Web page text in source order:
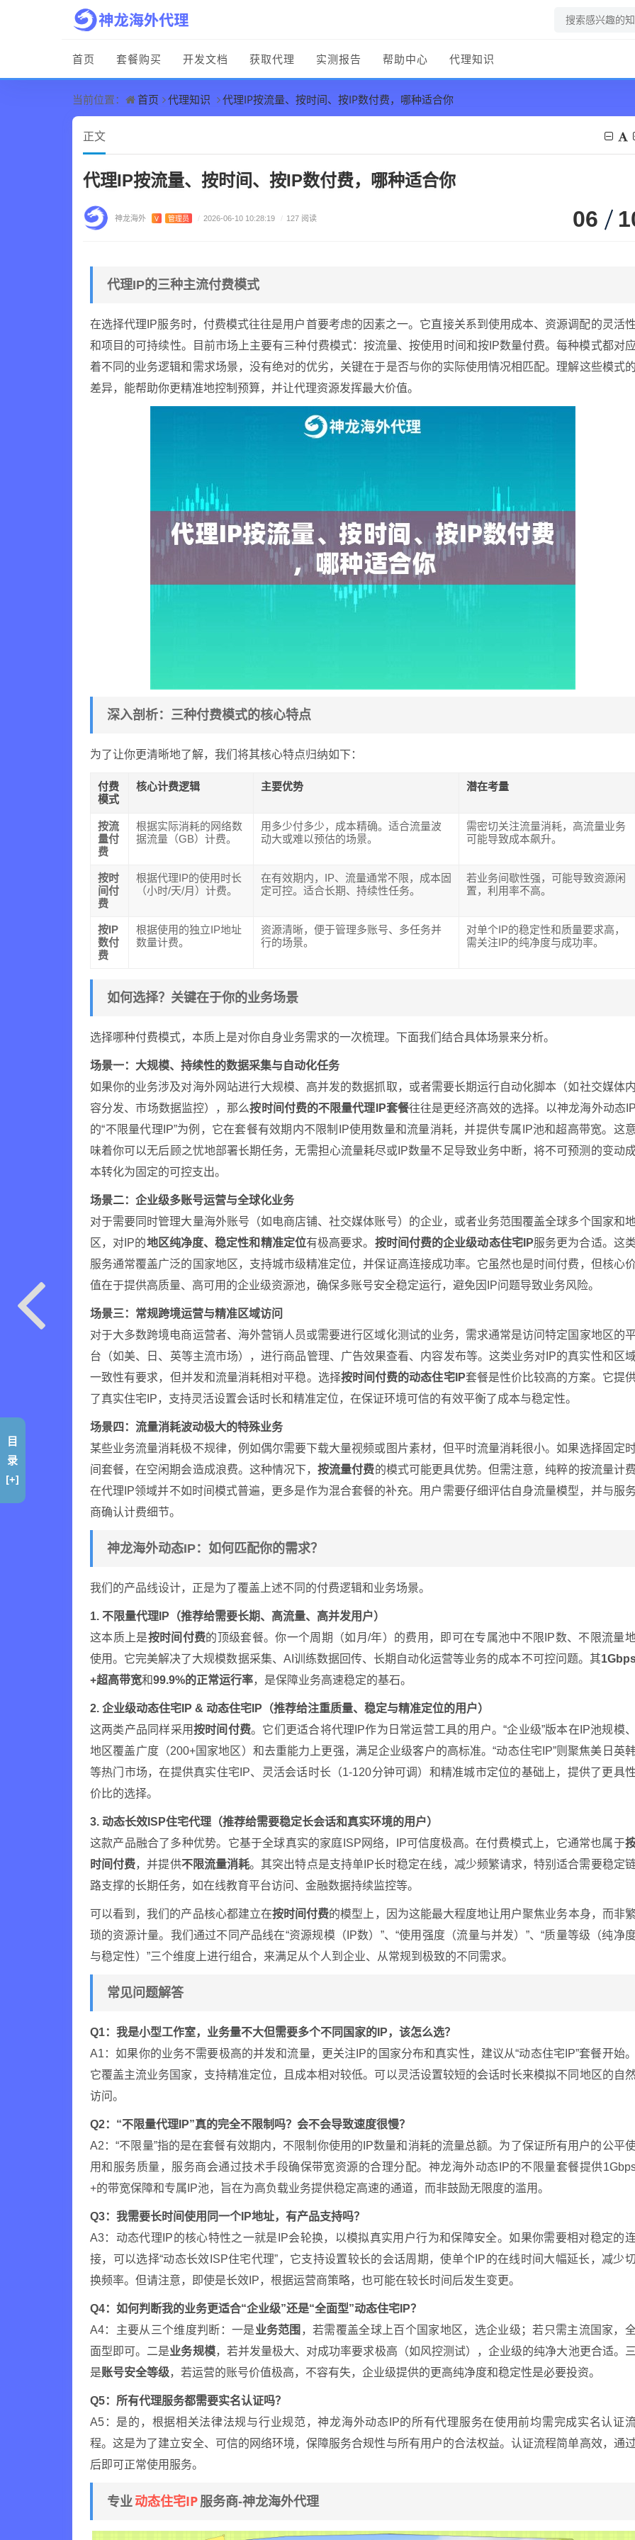
首页 套餐购买 开发文档 获取代理 实测报告 帮助中心 代理知识
当前位置： 首页 代理知识 代理IP按流量、按时间、按IP数付费，哪种适合你
正文
代理IP按流量、按时间、按IP数付费，哪种适合你
神龙海外 V 管理员 / 2026-06-10 10:28:19 / 127 阅读 06
代理IP的三种主流付费模式
在选择代理IP服务时，付费模式往往是用户首要考虑的因素之一。它直接关系到使用成本、资源调配的灵活性
和项目的可持续性。目前市场上主要有三种付费模式：按流量、按使用时间和按IP数量付费。每种模式都对应
着不同的业务逻辑和需求场景，没有绝对的优劣，关键在于是否与你的实际使用情况相匹配。理解这些模式的
差异，能帮助你更精准地控制预算，并让代理资源发挥最大价值。
深入剖析：三种付费模式的核心特点
为了让你更清晰地了解，我们将其核心特点归纳如下：
付费
模式
核心计费逻辑 主要优势 潜在考量
按流
量付
费
根据实际消耗的网络数
据流量（GB）计费。
用多少付多少，成本精确。适合流量波
动大或难以预估的场景。
需密切关注流量消耗，高流量业务
可能导致成本飙升。
按时
间付
费
根据代理IP的使用时长
（小时/天/月）计费。
在有效期内，IP、流量通常不限，成本固
定可控。适合长期、持续性任务。
若业务间歇性强，可能导致资源闲
置，利用率不高。
按IP
数付
费
根据使用的独立IP地址
数量计费。
资源清晰，便于管理多账号、多任务并
行的场景。
对单个IP的稳定性和质量要求高，
需关注IP的纯净度与成功率。
如何选择？关键在于你的业务场景
选择哪种付费模式，本质上是对你自身业务需求的一次梳理。下面我们结合具体场景来分析。
场景一：大规模、持续性的数据采集与自动化任务
如果你的业务涉及对海外网站进行大规模、高并发的数据抓取，或者需要长期运行自动化脚本（如社交媒体内
容分发、市场数据监控），那么按时间付费的不限量代理IP套餐往往是更经济高效的选择。以神龙海外动态IP
的“不限量代理IP”为例，它在套餐有效期内不限制IP使用数量和流量消耗，并提供专属IP池和超高带宽。这意
味着你可以无后顾之忧地部署长期任务，无需担心流量耗尽或IP数量不足导致业务中断，将不可预测的变动
本转化为固定的可控支出。
场景二：企业级多账号运营与全球化业务
对于需要同时管理大量海外账号（如电商店铺、社交媒体账号）的企业，或者业务范围覆盖全球多个国家和
区，对IP的地区纯净度、稳定性和精准定位有极高要求。 按时间付费的企业级动态住宅IP服务更为合适。这类
服务通常覆盖广泛的国家地区，支持城市级精准定位，并保证高连接成功率。它虽然也是时间付费，但核心
值在于提供高质量、高可用的企业级资源池，确保多账号安全稳定运行，避免因IP问题导致业务风险。
场景三：常规跨境运营与精准区域访问
对于大多数跨境电商运营者、海外营销人员或需要进行区域化测试的业务，需求通常是访问特定国家地区的
台（如美、日、英等主流市场），进行商品管理、广告效果查看、内容发布等。这类业务对IP的真实性和区
一致性有要求，但并发和流量消耗相对平稳。选择按时间付费的动态住宅IP套餐是性价比较高的方案。它提
了真实住宅IP，支持灵活设置会话时长和精准定位，在保证环境可信的有效平衡了成本与稳定性。
场景四：流量消耗波动极大的特殊业务
某些业务流量消耗极不规律，例如偶尔需要下载大量视频或图片素材，但平时流量消耗很小。如果选择固定
间套餐，在空闲期会造成浪费。这种情况下，按流量付费的模式可能更具优势。但需注意，纯粹的按流量计费
在代理IP领域并不如时间模式普遍，更多是作为混合套餐的补充。用户需要仔细评估自身流量模型，并与服务
商确认计费细节。
神龙海外动态IP：如何匹配你的需求？
我们的产品线设计，正是为了覆盖上述不同的付费逻辑和业务场景。
1. 不限量代理IP（推荐给需要长期、高流量、高并发用户）
这本质上是按时间付费的顶级套餐。你一个周期（如月/年）的费用，即可在专属池中不限IP数、不限流量
使用。它完美解决了大规模数据采集、AI训练数据回传、长期自动化运营等业务的成本不可控问题。其
+超高带宽和99.9%的正常运行率，是保障业务高速稳定的基石。
2. 企业级动态住宅IP & 动态住宅IP（推荐给注重质量、稳定与精准定位的用户）
这两类产品同样采用按时间付费。它们更适合将代理IP作为日常运营工具的用户。“企业级”版本在IP池规模、
地区覆盖广度（200+国家地区）和去重能力上更强，满足企业级客户的高标准。“动态住宅IP”则聚焦美日英
等热门市场，在提供真实住宅IP、灵活会话时长（1-120分钟可调）和精准城市定位的基础上，提供了更具性
价比的选择。
3. 动态长效ISP住宅代理（推荐给需要稳定长会话和真实环境的用户）
这款产品融合了多种优势。它基于全球真实的家庭ISP网络，IP可信度极高。在付费模式上，它通常也属于
时间付费，并提供不限流量消耗。其突出特点是支持单IP长时稳定在线，减少频繁请求，特别适合需要稳定
路支撑的长期任务，如在线教育平台访问、金融数据持续监控等。
可以看到，我们的产品核心都建立在按时间付费的模型上，因为这能最大程度地让用户聚焦业务本身，而非
琐的资源计量。我们通过不同产品线在“资源规模（IP数）”、“使用强度（流量与并发）”、“质量等级（纯净
与稳定性）”三个维度上进行组合，来满足从个人到企业、从常规到极致的不同需求。
常见问题解答
Q1：我是小型工作室，业务量不大但需要多个不同国家的IP，该怎么选？
A1：如果你的业务不需要极高的并发和流量，更关注IP的国家分布和真实性，建议从“动态住宅IP”套餐开始。
它覆盖主流业务国家，支持精准定位，且成本相对较低。可以灵活设置较短的会话时长来模拟不同地区的自
访问。
Q2：“不限量代理IP”真的完全不限制吗？会不会导致速度很慢？
A2：“不限量”指的是在套餐有效期内，不限制你使用的IP数量和消耗的流量总额。为了保证所有用户的公平
用和服务质量，服务商会通过技术手段确保带宽资源的合理分配。神龙海外动态IP的不限量套餐提供
+的带宽保障和专属IP池，旨在为高负载业务提供稳定高速的通道，而非鼓励无限度的滥用。
Q3：我需要长时间使用同一个IP地址，有产品支持吗？
A3：动态代理IP的核心特性之一就是IP会轮换，以模拟真实用户行为和保障安全。如果你需要相对稳定的连
接，可以选择“动态长效ISP住宅代理”，它支持设置较长的会话周期，使单个IP的在线时间大幅延长，减少切
换频率。但请注意，即使是长效IP，根据运营商策略，也可能在较长时间后发生变更。
Q4：如何判断我的业务更适合“企业级”还是“全面型”动态住宅IP？
A4：主要从三个维度判断：一是业务范围 ，若需覆盖全球上百个国家地区，选企业级；若只需主流国家，
面型即可。二是业务规模，若并发量极大、对成功率要求极高（如风控测试），企业级的纯净大池更合适。三
是账号安全等级，若运营的账号价值极高，不容有失，企业级提供的更高纯净度和稳定性是必要投资。
Q5：所有代理服务都需要实名认证吗？
A5：是的，根据相关法律法规与行业规范，神龙海外动态IP的所有代理服务在使用前均需完成实名认证流
程。这是为了建立安全、可信的网络环境，保障服务合规性与所有用户的合法权益。认证流程简单高效，通过
后即可正常使用服务。
专业 动态住宅IP 服务商-神龙海外代理
目
录
[+]